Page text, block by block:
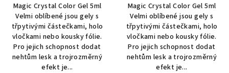
Magic Crystal Color Gel 5ml
Velmi oblíbené jsou gely s
třpytivými částečkami, holo
vločkami nebo kousky fólie.
Pro jejich schopnost dodat
nehtům lesk a trojrozměrný
efekt je...
Magic Crystal Color Gel 5ml
Velmi oblíbené jsou gely s
třpytivými částečkami, holo
vločkami nebo kousky fólie.
Pro jejich schopnost dodat
nehtům lesk a trojrozměrný
efekt je...